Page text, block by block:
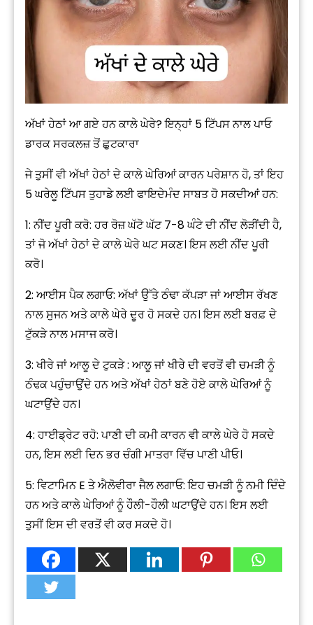
ਅੱਖਾਂ ਹੇਠਾਂ ਆ ਗਏ ਹਨ ਕਾਲੇ ਘੇਰੇ? ਇਨ੍ਹਾਂ 5 ਟਿੱਪਸ ਨਾਲ ਪਾਓ
ਡਾਰਕ ਸਰਕਲਜ਼ ਤੋਂ ਛੁਟਕਾਰਾ
ਜੇ ਤੁਸੀਂ ਵੀ ਅੱਖਾਂ ਹੇਠਾਂ ਦੇ ਕਾਲੇ ਘੇਰਿਆਂ ਕਾਰਨ ਪਰੇਸ਼ਾਨ ਹੋ, ਤਾਂ ਇਹ
5 ਘਰੇਲੂ ਟਿੱਪਸ ਤੁਹਾਡੇ ਲਈ ਫਾਇਦੇਮੰਦ ਸਾਬਤ ਹੋ ਸਕਦੀਆਂ ਹਨ:
1: ਨੀਂਦ ਪੂਰੀ ਕਰੋ: ਹਰ ਰੋਜ਼ ਘੱਟੋ ਘੱਟ 7-8 ਘੰਟੇ ਦੀ ਨੀਂਦ ਲੋੜੀਂਦੀ ਹੈ,
ਤਾਂ ਜੋ ਅੱਖਾਂ ਹੇਠਾਂ ਦੇ ਕਾਲੇ ਘੇਰੇ ਘਟ ਸਕਣ। ਇਸ ਲਈ ਨੀਂਦ ਪੂਰੀ
ਕਰੋ।
2: ਆਈਸ ਪੈਕ ਲਗਾਓ: ਅੱਖਾਂ ਉੱਤੇ ਠੰਢਾ ਕੱਪੜਾ ਜਾਂ ਆਈਸ ਰੱਖਣ
ਨਾਲ ਸੁਜਨ ਅਤੇ ਕਾਲੇ ਘੇਰੇ ਦੂਰ ਹੋ ਸਕਦੇ ਹਨ। ਇਸ ਲਈ ਬਰਫ਼ ਦੇ
ਟੁੱਕੜੇ ਨਾਲ ਮਸਾਜ ਕਰੋ।
3: ਖੀਰੇ ਜਾਂ ਆਲੂ ਦੇ ਟੁਕੜੇ : ਆਲੂ ਜਾਂ ਖੀਰੇ ਦੀ ਵਰਤੋਂ ਵੀ ਚਮੜੀ ਨੂੰ
ਠੰਢਕ ਪਹੁੰਚਾਉਂਦੇ ਹਨ ਅਤੇ ਅੱਖਾਂ ਹੇਠਾਂ ਬਣੇ ਹੋਏ ਕਾਲੇ ਘੇਰਿਆਂ ਨੂੰ
ਘਟਾਉਂਦੇ ਹਨ।
4: ਹਾਈਡ੍ਰੇਟ ਰਹੋ: ਪਾਣੀ ਦੀ ਕਮੀ ਕਾਰਨ ਵੀ ਕਾਲੇ ਘੇਰੇ ਹੋ ਸਕਦੇ
ਹਨ, ਇਸ ਲਈ ਦਿਨ ਭਰ ਚੰਗੀ ਮਾਤਰਾ ਵਿੱਚ ਪਾਣੀ ਪੀਓ।
5: ਵਿਟਾਮਿਨ E ਤੇ ਐਲੋਵੀਰਾ ਜੈਲ ਲਗਾਓ: ਇਹ ਚਮੜੀ ਨੂੰ ਨਮੀ ਦਿੰਦੇ
ਹਨ ਅਤੇ ਕਾਲੇ ਘੇਰਿਆਂ ਨੂੰ ਹੌਲੀ-ਹੌਲੀ ਘਟਾਉਂਦੇ ਹਨ। ਇਸ ਲਈ
ਤੁਸੀਂ ਇਸ ਦੀ ਵਰਤੋਂ ਵੀ ਕਰ ਸਕਦੇ ਹੋ।